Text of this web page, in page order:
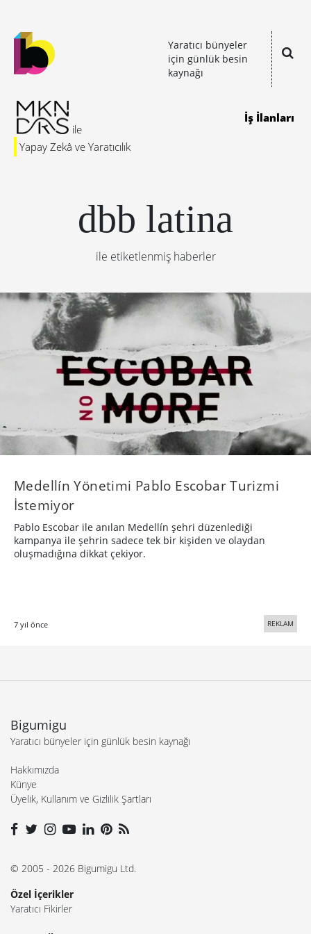
Yaratıcı bünyeler
için günlük besin
kaynağı
Yapay Zekâ ve Yaratıcılık
İş İlanları
dbb latina
ile etiketlenmiş haberler
Medellín Yönetimi Pablo Escobar Turizmi
İstemiyor
Pablo Escobar ile anılan Medellín şehri düzenlediği
kampanya ile şehrin sadece tek bir kişiden ve olaydan
oluşmadığına dikkat çekiyor.
7 yıl önce REKLAM
Bigumigu
Yaratıcı bünyeler için günlük besin kaynağı
Hakkımızda
Künye
Üyelik, Kullanım ve Gizlilik Şartları
© 2005 - 2026 Bigumigu Ltd.
Özel İçerikler
Yaratıcı Fikirler